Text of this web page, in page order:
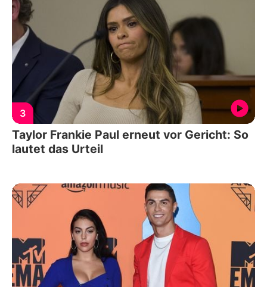
3
Taylor Frankie Paul erneut vor Gericht: So
lautet das Urteil